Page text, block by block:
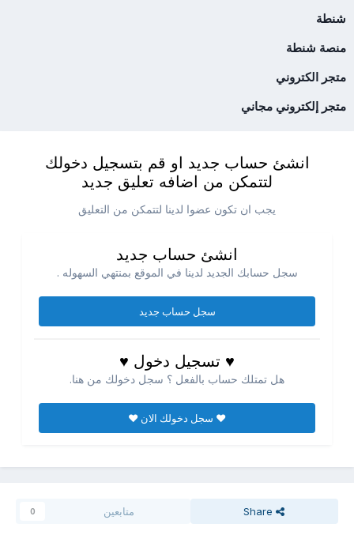
شنطة
منصة شنطة
متجر الكتروني
متجر إلكتروني مجاني
انشئ حساب جديد او قم بتسجيل دخولك
لتتمكن من اضافه تعليق جديد
يجب ان تكون عضوا لدينا لتتمكن من التعليق
انشئ حساب جديد
سجل حسابك الجديد لدينا في الموقع بمنتهي السهوله .
سجل حساب جديد
♥ تسجيل دخول ♥
هل تمتلك حساب بالفعل ؟ سجل دخولك من هنا.
♥ سجل دخولك الان ♥
Share متابعين 0